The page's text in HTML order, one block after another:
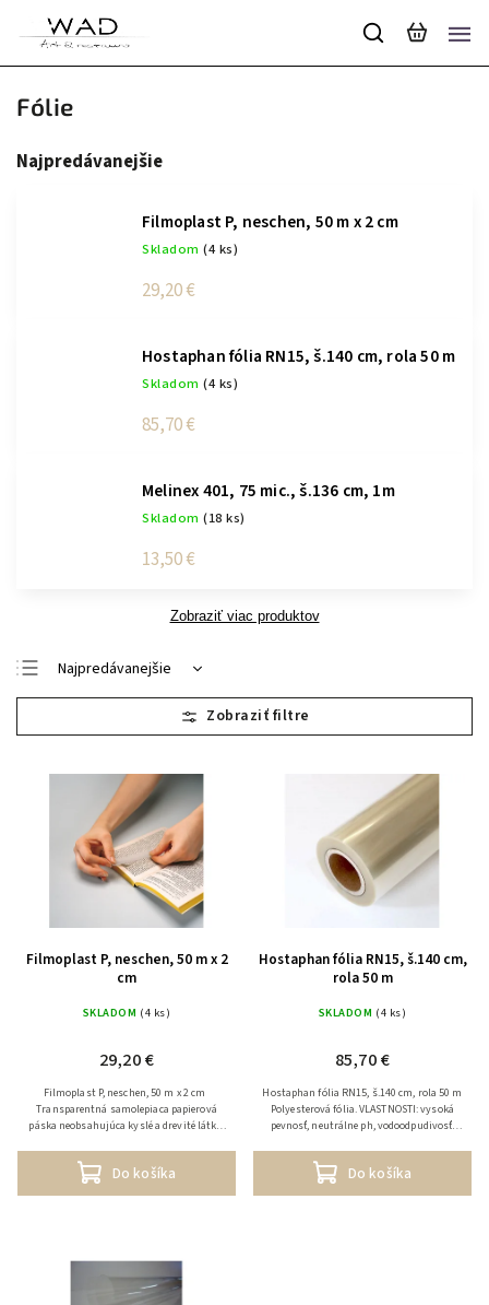
Fólie
Najpredávanejšie
Filmoplast P, neschen, 50 m x 2 cm
Skladom (4 ks)
29,20 €
Hostaphan fólia RN15, š.140 cm, rola 50 m
Skladom (4 ks)
85,70 €
Melinex 401, 75 mic., š.136 cm, 1m
Skladom (18 ks)
13,50 €
Zobraziť viac produktov
Najpredávanejšie
Najlacnejšie
Najdrahšie
Abecedne
Filmoplast P, neschen, 50 m x 2
cm
SKLADOM (4 ks)
29,20 €
Do košíka
Filmoplast P, neschen, 50 m x 2 cm
Transparentná samolepiaca papierová
páska neobsahujúca kyslé a drevité látky,
Hostaphan fólia RN15, š.140 cm,
rola 50 m
SKLADOM (4 ks)
85,70 €
Do košíka
Hostaphan fólia RN15, š.140 cm, rola 50 m
Polyesterová fólia. VLASTNOSTI: vysoká
pevnosť, neutrálne ph, vodoodpudivosť,